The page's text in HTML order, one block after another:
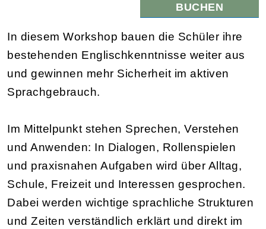
BUCHEN
In diesem Workshop bauen die Schüler ihre
bestehenden Englischkenntnisse weiter aus
und gewinnen mehr Sicherheit im aktiven
Sprachgebrauch.
Im Mittelpunkt stehen Sprechen, Verstehen
und Anwenden: In Dialogen, Rollenspielen
und praxisnahen Aufgaben wird über Alltag,
Schule, Freizeit und Interessen gesprochen.
Dabei werden wichtige sprachliche Strukturen
und Zeiten verständlich erklärt und direkt im